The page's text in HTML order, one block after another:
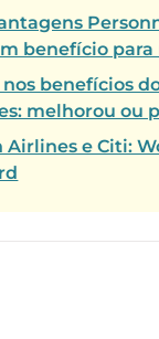
benefício
benefícios
melhorou ou
Airlines e Citi: